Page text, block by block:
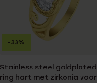
Stainless steel goldplated
ring hart met zirkonia voor
-33%